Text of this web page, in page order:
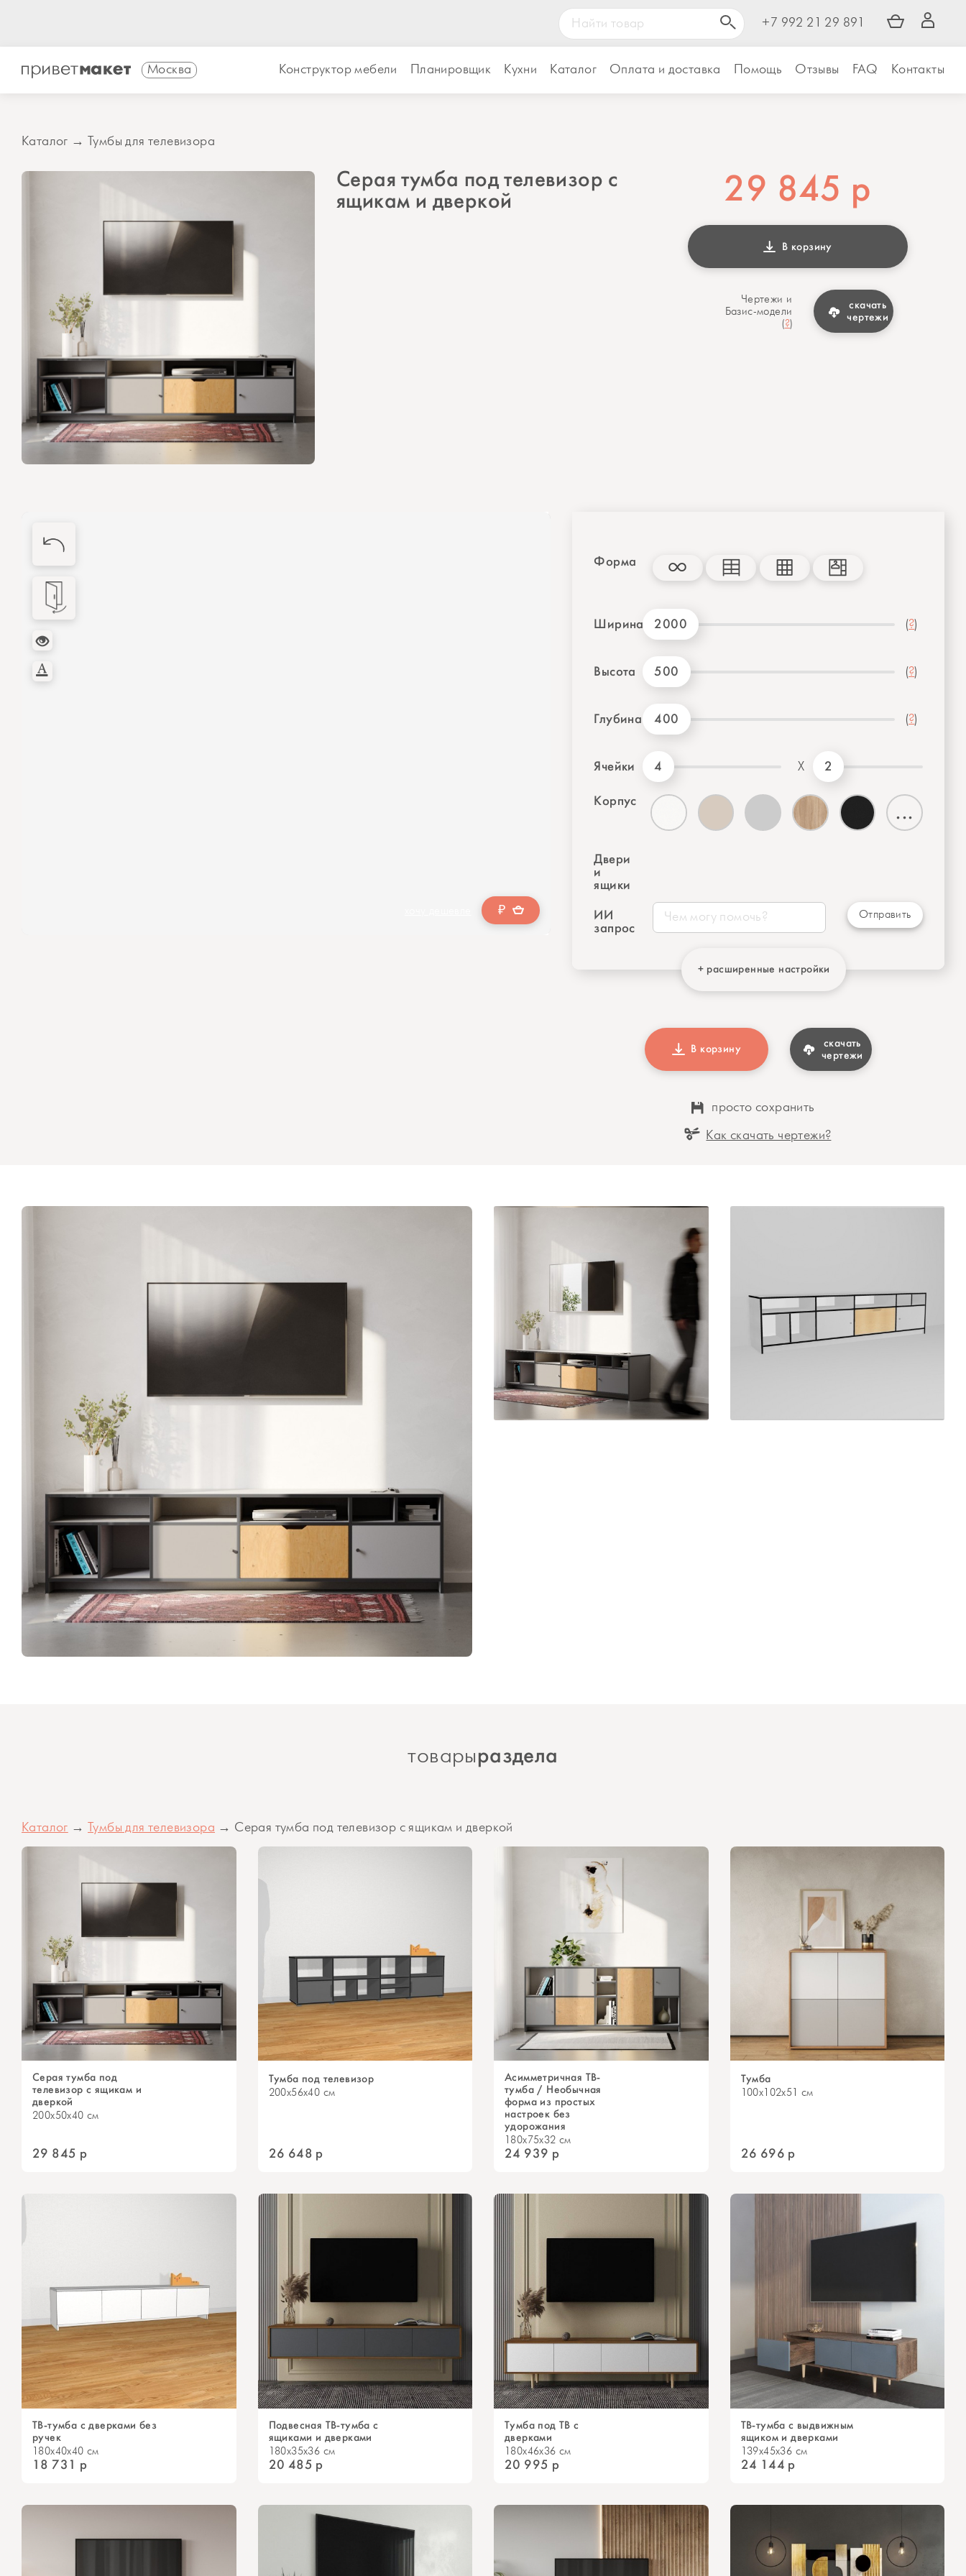
+7 992 21 29 891
Москва Конструктор мебели Планировщик Кухни Каталог Оплата и доставка Помощь Отзывы FAQ Контакты
Каталог →Тумбы для телевизора
Серая тумба под телевизор с
ящикам и дверкой 29 845 р
В корзину
Чертежи и
Базис-модели
(?)
скачать
чертежи
₽
Форма
Ширина 2000 (?)
Высота 500 (?)
Глубина 400 (?)
Ячейки 4 X 2
Корпус ...
Двери
и
ящики
ИИ
запрос
Отправить
+ расширенные настройки
В корзину
скачать
чертежи
просто сохранить
Как скачать чертежи?
товарыраздела
Каталог →Тумбы для телевизора → Серая тумба под телевизор с ящикам и дверкой
Серая тумба под
телевизор с ящикам и
дверкой
200x50x40 см
29 845 р
Тумба под телевизор
200x56x40 см
26 648 р
Асимметричная ТВ-
тумба / Необычная
форма из простых
настроек без
удорожания
180x75x32 см
24 939 р
Тумба
100x102x51 см
26 696 р
ТВ-тумба с дверками без
ручек
180x40x40 см
18 731 р
Подвесная ТВ-тумба с
ящиками и дверками
180x35x36 см
20 485 р
Тумба под ТВ с
дверками
180x46x36 см
20 995 р
ТВ-тумба с выдвижным
ящиком и дверками
139x45x36 см
24 144 р